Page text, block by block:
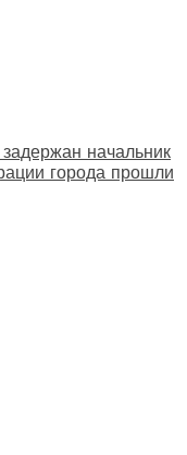
начальник
города прошли